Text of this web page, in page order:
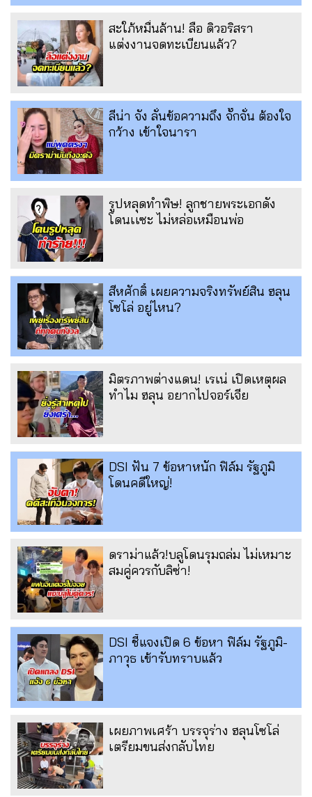
สะใภ้หมื่นล้าน! ลือ ดิวอริสรา
แต่งงานจดทะเบียนแล้ว?
ลีน่า จัง ลั่นข้อความถึง จั๊กจั่น ต้องใจ
กว้าง เข้าใจนารา
รูปหลุดทำพิษ! ลูกชายพระเอกดัง
โดนเเซะ ไม่หล่อเหมือนพ่อ
สีหศักดิ์ เผยความจริงทรัพย์สิน ฮลุน
โซโล่ อยู่ไหน?
มิตรภาพต่างแดน! เรเน่ เปิดเหตุผล
ทำไม ฮลุน อยากไปจอร์เจีย
DSI ฟัน 7 ข้อหาหนัก ฟิล์ม รัฐภูมิ
โดนคดีใหญ่!
ดราม่าแล้ว!บลูโดนรุมถล่ม ไม่เหมาะ
สมคู่ควรกับลิซ่า!
DSI ชี้แจงเปิด 6 ข้อหา ฟิล์ม รัฐภูมิ-
ภาวุธ เข้ารับทราบแล้ว
เผยภาพเศร้า บรรจุร่าง ฮลุนโซโล่
เตรียมขนส่งกลับไทย